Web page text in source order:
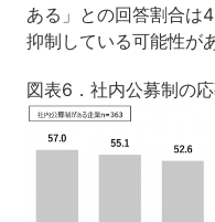
ある」との回答割合は
抑制している可能性が
図表6．社内公募制の